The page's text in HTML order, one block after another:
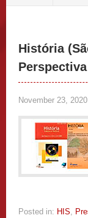
História
November 23,
Posted in: HIS,